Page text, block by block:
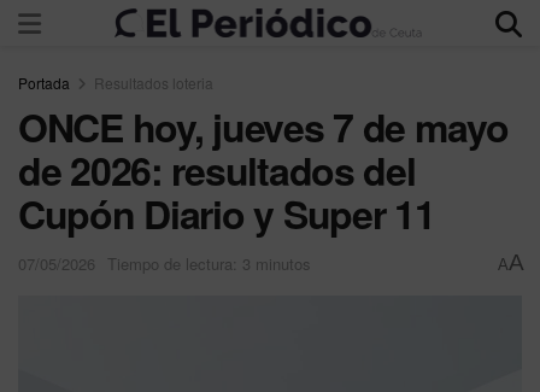
Portada Resultados loteria
ONCE hoy, jueves 7 de mayo
de 2026: resultados del
Cupón Diario y Super 11
07/05/2026 Tiempo de lectura: 3 minutos AA